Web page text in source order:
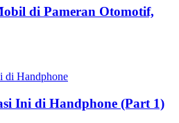
di Pameran Otomotif,
Ini di Handphone (Part 1)